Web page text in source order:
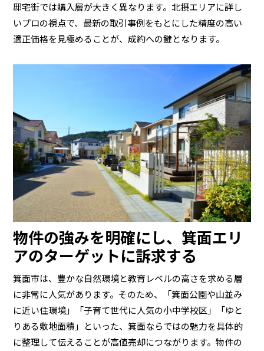
邸宅街では購入層が大きく異なります。北摂エリアに詳し
いプロの視点で、最新の取引事例をもとにした精度の高い
適正価格を見極めることが、成約への鍵となります。
物件の強みを明確にし、箕面エリ
アのターゲットに訴求する
箕面市は、豊かな自然環境と教育レベルの高さを求める層
に非常に人気があります。そのため、「箕面公園や山並み
に近い住環境」「子育て世代に人気の小中学校区」「ゆと
りある敷地面積」といった、箕面ならではの魅力を具体的
に整理して伝えることが高値売却につながります。物件の